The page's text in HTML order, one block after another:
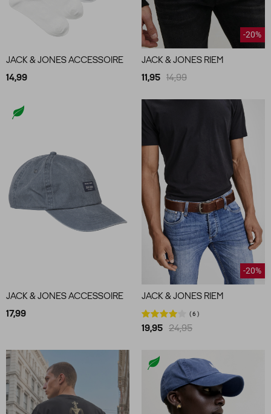
JACK & JONES ACCESSOIRE
14,99
-20%
JACK & JONES RIEM
11,95 14,99
JACK & JONES ACCESSOIRE
17,99
-20%
JACK & JONES RIEM
6
19,95 24,95